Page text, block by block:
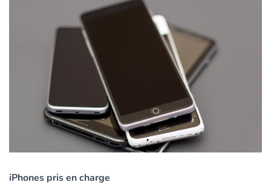
iPhones pris en charge